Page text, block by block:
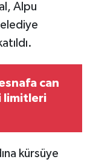
Alpu
can
limitleri
kürsüye